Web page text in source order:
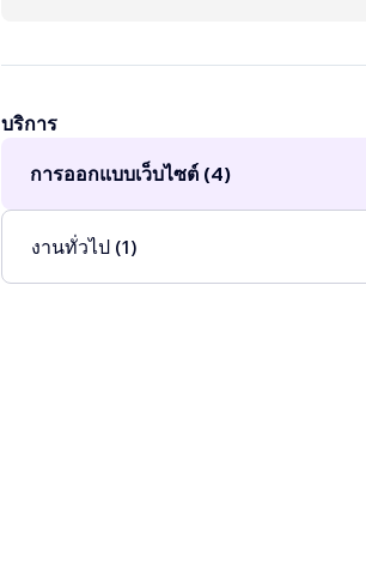
บริการ
การออกแบบเว็บไซต์ (4)
งานทั่วไป (1)